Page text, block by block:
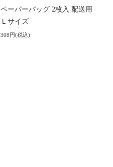
ペーパーバッグ 2枚入 配送用
Ｌサイズ
308円(税込)